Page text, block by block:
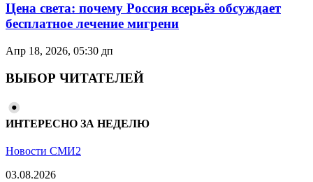
Цена света: почему Россия всерьёз обсуждает
бесплатное лечение мигрени
Апр 18, 2026, 05:30 дп
ВЫБОР ЧИТАТЕЛЕЙ
ИНТЕРЕСНО ЗА НЕДЕЛЮ
Новости СМИ2
03.08.2026